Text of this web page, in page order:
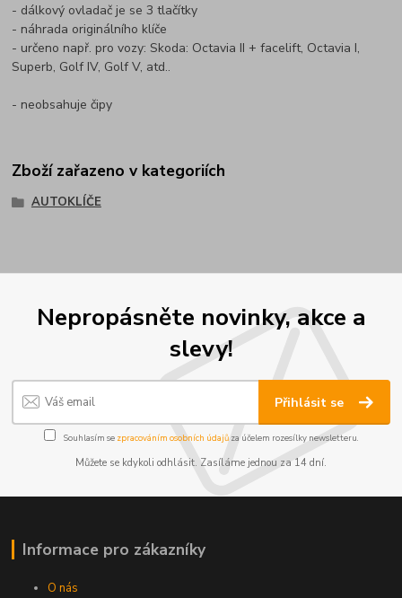
- dálkový ovladač je se 3 tlačítky
- náhrada originálního klíče
- určeno např. pro vozy: Skoda: Octavia II + facelift, Octavia I,
Superb, Golf IV, Golf V, atd..
- neobsahuje čipy
Zboží zařazeno v kategoriích
AUTOKLÍČE
Nepropásněte novinky, akce a
slevy!
Přihlásit se
Souhlasím se zpracováním osobních údajůza účelem rozesílky newsletteru.
Můžete se kdykoli odhlásit. Zasíláme jednou za 14 dní.
Informace pro zákazníky
O nás